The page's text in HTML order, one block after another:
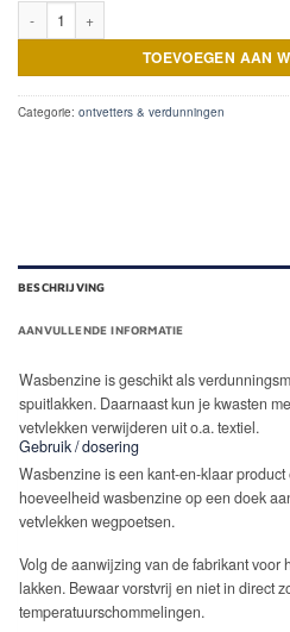
Wasbenzine aantal
TOEVOEGEN AAN
Categorie: ontvetters & verdunningen
BESCHRIJVING
AANVULLENDE INFORMATIE
Wasbenzine is geschikt als
spuitlakken. Daarnaast kun je kwasten
vetvlekken verwijderen uit o.a. textiel.
Gebruik / dosering
Wasbenzine is een kant-en-klaar
hoeveelheid wasbenzine op een doek
vetvlekken wegpoetsen.
Volg de aanwijzing van de fabrikant voor
lakken. Bewaar vorstvrij en niet in direct
temperatuurschommelingen.